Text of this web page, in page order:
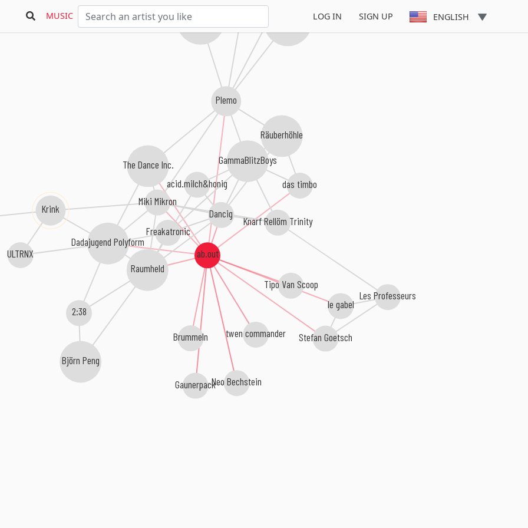
MUSIC LOG IN SIGN UP ENGLISH
ab.out
Neo Bechstein
Gaunerpack
twen commander
Brummeln
Dancig
Tipo Van Scoop
Raumheld
Stefan Goetsch
le gabel
Miki Mikron
Dadajugend Polyform
Plemo
Krink
The Dance Inc.
Les Professeurs
GammaBlitzBoys
Räuberhöhle
Knarf Rellöm Trinity
Freakatronic
Der Tante Renate
ULTRNX
2:38
das timbo
Björn Peng
Das Bierbeben
acid.milch&honig